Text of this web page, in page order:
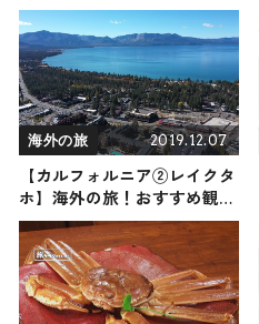
海外の旅 2019.12.07
【カルフォルニア②レイクタ
ホ】海外の旅！おすすめ観光
スポットやグルメをリポート